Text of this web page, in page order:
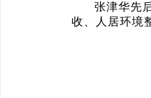
张津华先
收、人居环境